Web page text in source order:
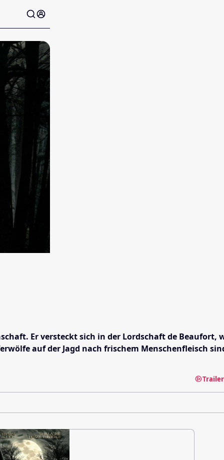
Er versteckt sich in der Lordschaft de
auf der Jagd nach frischem Menschenfleisch